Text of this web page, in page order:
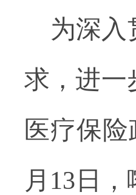
为深入
求，进一
医疗保
月13日